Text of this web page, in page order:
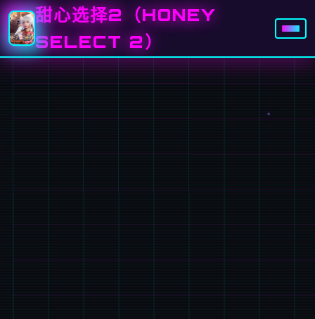
甜心选择2（HONEY
SELECT 2）